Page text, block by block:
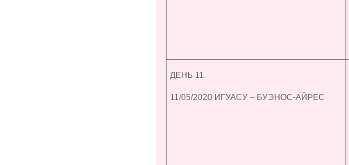
ДЕНЬ 11.
11/05/2020 ИГУАСУ – БУЭНОС-АЙРЕС